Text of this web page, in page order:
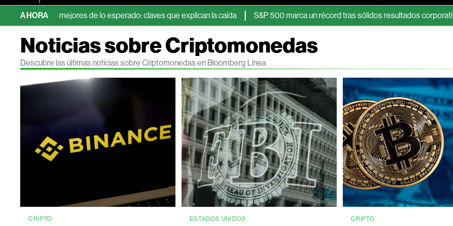
AHORA
mejores de lo esperado: claves que explican la caída S&P 500 marca un récord tras sólidos resultados corporativos y el
Noticias sobre Criptomonedas
Descubre las últimas noticias sobre Criptomonedas en Bloomberg Línea
CRIPTO ESTADOS UNIDOS CRIPTO